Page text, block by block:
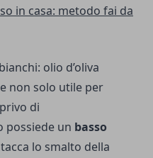
in casa: metodo fai da
olio d’oliva
non solo utile per
di
possiede un basso
lo smalto della